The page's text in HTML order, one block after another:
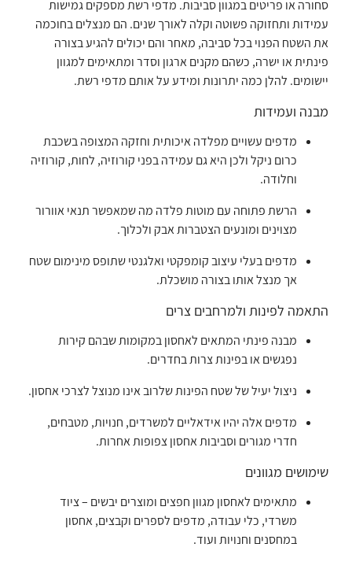
סחורה או פריטים במגוון סביבות. מדפי רשת מספקים גמישות
עמידות ותחזוקה פשוטה וקלה לאורך שנים. הם מנצלים בחוכמה
את השטח הפנוי בכל סביבה, מאחר והם יכולים להגיע בצורה
פינתית או ישרה, כשהם מקנים ארגון וסדר ומתאימים למגוון
יישומים. להלן כמה יתרונות ומידע על אותם מדפי רשת.
מבנה ועמידות
מדפים עשויים מפלדה איכותית וחזקה המצופה בשכבת
כרום ניקל ולכן היא גם עמידה בפני קורוזיה, לחות, קורוזיה
וחלודה.
הרשת פתוחה עם מוטות פלדה מה שמאפשר תנאי אוורור
מצוינים ומונעים הצטברות אבק ולכלוך.
מדפים בעלי עיצוב קומפקטי ואלגנטי שתופס מינימום שטח
אך מנצל אותו בצורה מושכלת.
התאמה לפינות ולמרחבים צרים
מבנה פינתי המתאים לאחסון במקומות שבהם קירות
נפגשים או בפינות צרות בחדרים.
ניצול יעיל של שטח הפינות שלרוב אינו מנוצל לצרכי אחסון.
מדפים אלה יהיו אידאליים למשרדים, חנויות, מטבחים,
חדרי מגורים וסביבות אחסון צפופות אחרות.
שימושים מגוונים
מתאימים לאחסון מגוון חפצים ומוצרים יבשים – ציוד
משרדי, כלי עבודה, מדפים לספרים וקבצים, אחסון
במחסנים וחנויות ועוד.